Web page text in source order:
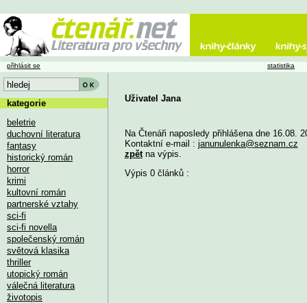
Uživatel Jana
Na Čtenáři naposledy přihlášena dne 16.08.
Kontaktní e-mail : janunulenka@seznam.cz
zpětna výpis.
Výpis 0 článků :
přihlásit se statistika
kategorie
beletrie
duchovní literatura
fantasy
historický román
horror
krimi
kultovní román
partnerské vztahy
sci-fi
sci-fi novella
společenský román
světová klasika
thriller
utopický román
válečná literatura
životopis